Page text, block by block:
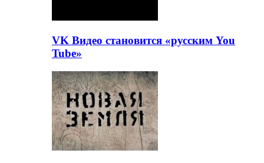
VK Видео становится «русским You
Tube»